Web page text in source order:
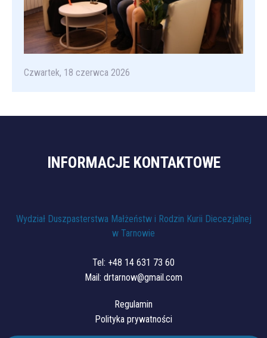
Czwartek, 18 czerwca 2026
INFORMACJE KONTAKTOWE
Wydział Duszpasterstwa Małżeństw i Rodzin Kurii Diecezjalnej
w Tarnowie
Tel: +48 14 631 73 60
Mail: drtarnow@gmail.com
Regulamin
Polityka prywatności